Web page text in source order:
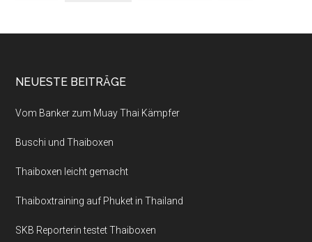
NEUESTE BEITRÄGE
Vom Banker zum Muay Thai Kämpfer
Buschi und Thaiboxen
Thaiboxen leicht gemacht
Thaiboxtraining auf Phuket in Thailand
SKB Reporterin testet Thaiboxen